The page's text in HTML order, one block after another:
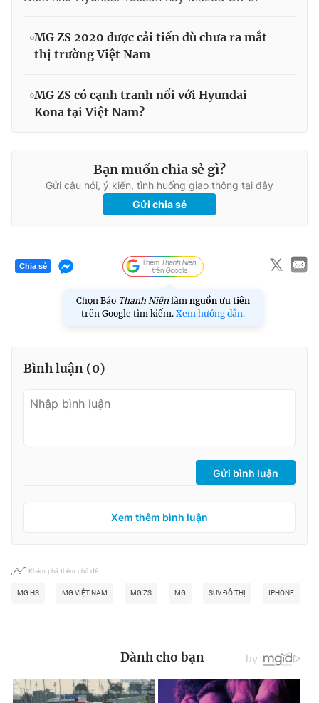
MG ZS 2020 được cải tiến dù chưa ra mắt
thị trường Việt Nam
MG ZS có cạnh tranh nổi với Hyundai
Kona tại Việt Nam?
Bạn muốn chia sẻ gì?
Gửi câu hỏi, ý kiến, tình huống giao thông tại đây
Gửi chia sẻ
Chia sẻ
Chọn Báo Thanh Niên làm nguồn ưu tiên
trên Google tìm kiếm. Xem hướng dẫn.
Bình luận (0)
Gửi bình luận
Xem thêm bình luận
Khám phá thêm chủ đề
MG HS MG VIỆT NAM MG ZS MG SUV ĐÔ THỊ IPHONE